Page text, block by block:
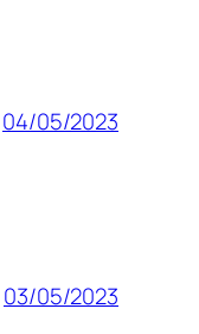
04/05/2023
03/05/2023